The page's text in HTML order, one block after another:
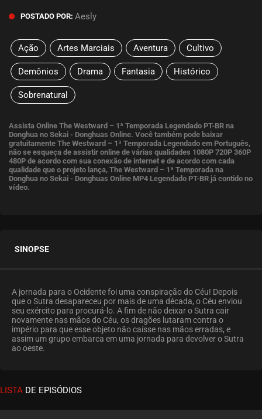
POSTADO POR: Aesly
Ação Artes Marciais Aventura Cultivo
Demônios Drama Fantasia Histórico
Sobrenatural
Assista Online The Westward – 1ª Temporada Legendado PT-BR na
Donghua no Sekai - Donghuas Online. Você também pode baixar
gratuitamente The Westward – 1ª Temporada Legendado em Português,
não se esqueça de assistir online de várias qualidades 1080P 720P 360P
480P de acordo com sua conexão de internet e de acordo com cada
qualidade que o projeto lança, The Westward – 1ª Temporada na
Donghua no Sekai - Donghuas Online MP4 Legendado PT-BR já contido no
vídeo.
SINOPSE
A jornada para o Ocidente foi uma conspiração do Céu! Depois
que o Sutra desapareceu por mais de uma década, o Céu enviou
seu exército para procurá-lo. A fim de não deixar o Sutra cair
novamente nas mãos do Céu, os dragões lutaram contra o
império para que esse objeto não caísse nas mãos erradas, e
assim um grupo embarca em uma jornada para devolver o Sutra
ao oeste.
LISTA DE EPISÓDIOS